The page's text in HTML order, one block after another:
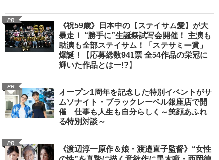
PR
《祝59歳》日本中の【ステイサム愛】が大
暴走！ “勝手に”生誕祭試写会開催！ 主演も
助演も全部ステイサム！「ステサミー賞」
爆誕！【応募総数941票 全54作品の栄冠に
輝いた作品とはー!?】
PR
オープン1周年を記念した特別イベントがサ
ムソナイト・ブラックレーベル銀座店で開
催 仕事も人生も自分らしく～笑顔あふれ
る特別対談～
PR
《渡辺淳一原作＆娘・渡邉直子監督》“女性